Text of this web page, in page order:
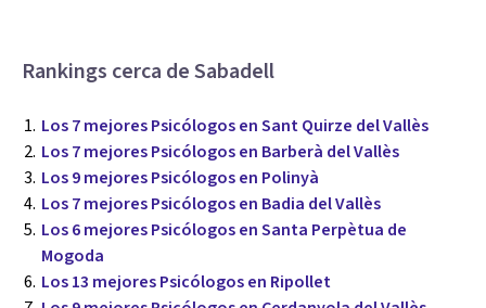
Rankings cerca de Sabadell
Los 7 mejores Psicólogos en Sant Quirze del Vallès
Los 7 mejores Psicólogos en Barberà del Vallès
Los 9 mejores Psicólogos en Polinyà
Los 7 mejores Psicólogos en Badia del Vallès
Los 6 mejores Psicólogos en Santa Perpètua de
Mogoda
Los 13 mejores Psicólogos en Ripollet